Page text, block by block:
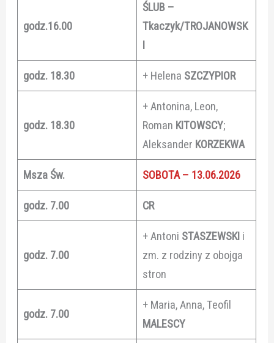
godz.16.00
ŚLUB –
Tkaczyk/TROJANOWSK
I
godz. 18.30 + Helena SZCZYPIOR
godz. 18.30
+ Antonina, Leon,
Roman KITOWSCY;
Aleksander KORZEKWA
Msza Św. SOBOTA – 13.06.2026
godz. 7.00 CR
godz. 7.00
+ Antoni STASZEWSKI i
zm. z rodziny z obojga
stron
godz. 7.00
+ Maria, Anna, Teofil
MALESCY